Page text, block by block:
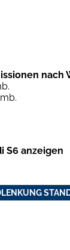
nach
S6 anzeigen